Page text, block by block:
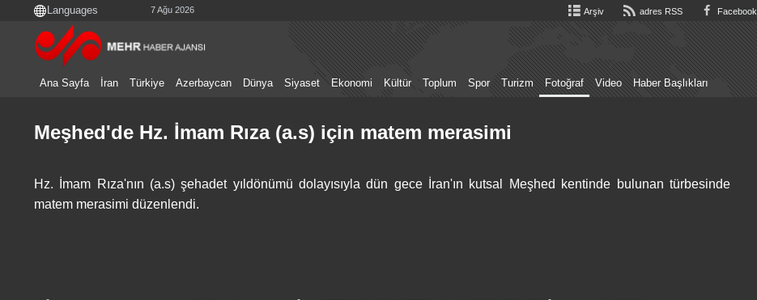
7 Ağu 2026 Arşiv adres RSS Facebook
Ana Sayfa İran Türkiye Azerbaycan Dünya Siyaset Ekonomi Kültür Toplum Spor Turizm Fotoğraf Video Haber Başlıkları
Meşhed'de Hz. İmam Rıza (a.s) için matem merasimi
Hz. İmam Rıza'nın (a.s) şehadet yıldönümü dolayısıyla dün gece İran'ın kutsal Meşhed kentinde bulunan türbesinde
matem merasimi düzenlendi.